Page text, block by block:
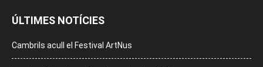
ÚLTIMES NOTÍCIES
Cambrils acull el Festival ArtNus